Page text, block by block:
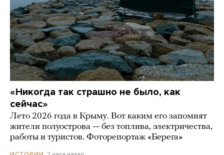
«Никогда так страшно не было, как
сейчас»
Лето 2026 года в Крыму. Вот каким его запомнят
жители полуострова — без топлива, электричества,
работы и туристов. Фоторепортаж «Берега»